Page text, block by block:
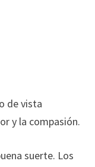
de vista
y la compasión.
suerte. Los